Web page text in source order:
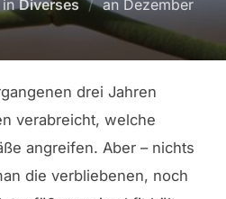
inDiverses an Veröffentlicht
Dezember
drei Jahren
verabreicht, welche
angreifen. Aber – nichts
die verbliebenen, noch